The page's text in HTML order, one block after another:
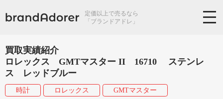
定価以上で売るなら
「ブランドアドレ」
買取実績紹介
ロレックス GMTマスター II 16710 ステンレ
ス レッドブルー
時計 ロレックス GMTマスター